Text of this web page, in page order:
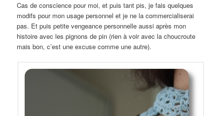
Cas de conscience pour moi, et puis tant pis, je fais quelques
modifs pour mon usage personnel et je ne la commercialiserai
pas. Et puis petite vengeance personnelle aussi après mon
histoire avec les pignons de pin (rien à voir avec la choucroute
mais bon, c’est une excuse comme une autre).